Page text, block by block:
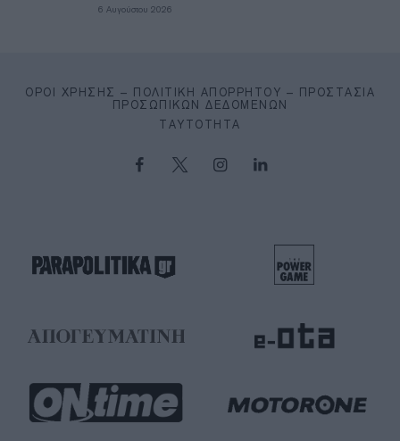
6 Αυγούστου 2026
ΌΡΟΙ ΧΡΉΣΗΣ – ΠΟΛΙΤΙΚΉ ΑΠΟΡΡΉΤΟΥ – ΠΡΟΣΤΑΣΊΑ
ΠΡΟΣΩΠΙΚΏΝ ΔΕΔΟΜΈΝΩΝ
ΤΑΥΤΌΤΗΤΑ